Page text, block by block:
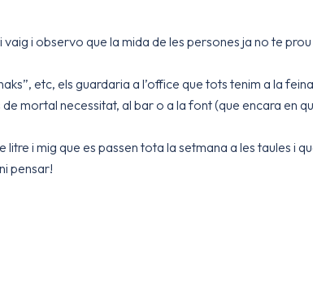
i observo que la mida de les persones ja no te
etc, els guardaria a l’office que tots tenim a la
mortal necessitat, al bar o a la font (que encara en
i mig que es passen tota la setmana a les taules i
pensar!